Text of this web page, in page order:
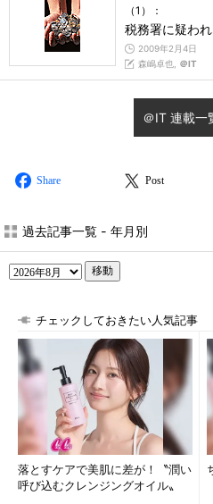
（1）：
税務署に疑わ
2009年2月4日
森嶋卓也, ＠IT
＠IT 連載一
Share Post
過去記事一覧 - 年月別
移動
チェックしておきたい人気記事
落とすケアで美肌に差が！〝潤い
呼び込むクレンジングオイル〟